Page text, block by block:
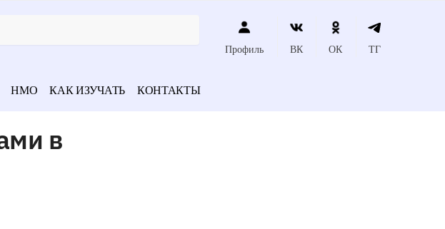
Профиль ВК ОК ТГ
НМО КАК ИЗУЧАТЬ КОНТАКТЫ
в